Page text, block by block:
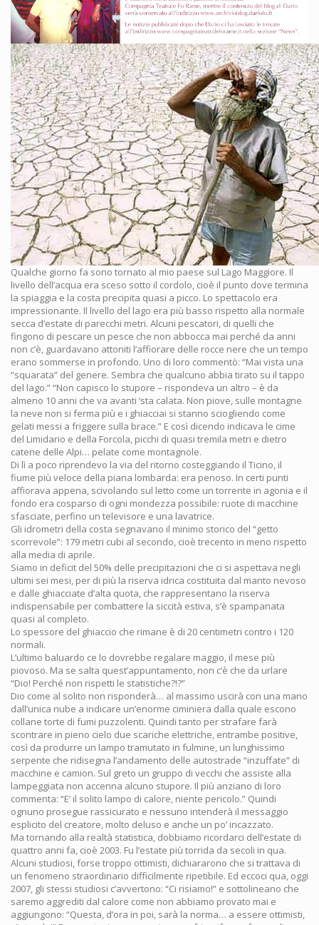
Qualche giorno fa sono tornato al mio paese sul Lago Maggiore. Il
livello dell’acqua era sceso sotto il cordolo, cioè il punto dove termina
la spiaggia e la costa precipita quasi a picco. Lo spettacolo era
impressionante. Il livello del lago era più basso rispetto alla normale
secca d’estate di parecchi metri. Alcuni pescatori, di quelli che
fingono di pescare un pesce che non abbocca mai perché da anni
non c’è, guardavano attoniti l’affiorare delle rocce nere che un tempo
erano sommerse in profondo. Uno di loro commentò: “Mai vista una
“squarata” del genere. Sembra che qualcuno abbia tirato su il tappo
del lago.” “Non capisco lo stupore – rispondeva un altro – è da
almeno 10 anni che va avanti ‘sta calata. Non piove, sulle montagne
la neve non si ferma più e i ghiacciai si stanno sciogliendo come
gelati messi a friggere sulla brace.” E così dicendo indicava le cime
del Limidario e della Forcola, picchi di quasi tremila metri e dietro
catene delle Alpi… pelate come montagnole.
Di lì a poco riprendevo la via del ritorno costeggiando il Ticino, il
fiume più veloce della piana lombarda: era penoso. In certi punti
affiorava appena, scivolando sul letto come un torrente in agonia e il
fondo era cosparso di ogni mondezza possibile: ruote di macchine
sfasciate, perfino un televisore e una lavatrice.
Gli idrometri della costa segnavano il minimo storico del “getto
scorrevole”: 179 metri cubi al secondo, cioè trecento in meno rispetto
alla media di aprile.
Siamo in deficit del 50% delle precipitazioni che ci si aspettava negli
ultimi sei mesi, per di più la riserva idrica costituita dal manto nevoso
e dalle ghiacciate d’alta quota, che rappresentano la riserva
indispensabile per combattere la siccità estiva, s’è spampanata
quasi al completo.
Lo spessore del ghiaccio che rimane è di 20 centimetri contro i 120
normali.
L’ultimo baluardo ce lo dovrebbe regalare maggio, il mese più
piovoso. Ma se salta quest’appuntamento, non c’è che da urlare
“Dio! Perché non rispetti le statistiche?!?”
Dio come al solito non risponderà… al massimo uscirà con una mano
dall’unica nube a indicare un’enorme ciminiera dalla quale escono
collane torte di fumi puzzolenti. Quindi tanto per strafare farà
scontrare in pieno cielo due scariche elettriche, entrambe positive,
così da produrre un lampo tramutato in fulmine, un lunghissimo
serpente che ridisegna l’andamento delle autostrade “inzuffate” di
macchine e camion. Sul greto un gruppo di vecchi che assiste alla
lampeggiata non accenna alcuno stupore. Il più anziano di loro
commenta: “E’ il solito lampo di calore, niente pericolo.” Quindi
ognuno prosegue rassicurato e nessuno intenderà il messaggio
esplicito del creatore, molto deluso e anche un po’ incazzato.
Ma tornando alla realtà statistica, dobbiamo ricordarci dell’estate di
quattro anni fa, cioè 2003. Fu l’estate più torrida da secoli in qua.
Alcuni studiosi, forse troppo ottimisti, dichiararono che si trattava di
un fenomeno straordinario difficilmente ripetibile. Ed eccoci qua, oggi
2007, gli stessi studiosi c’avvertono: “Ci risiamo!” e sottolineano che
saremo aggrediti dal calore come non abbiamo provato mai e
aggiungono: “Questa, d’ora in poi, sarà la norma… a essere ottimisti,